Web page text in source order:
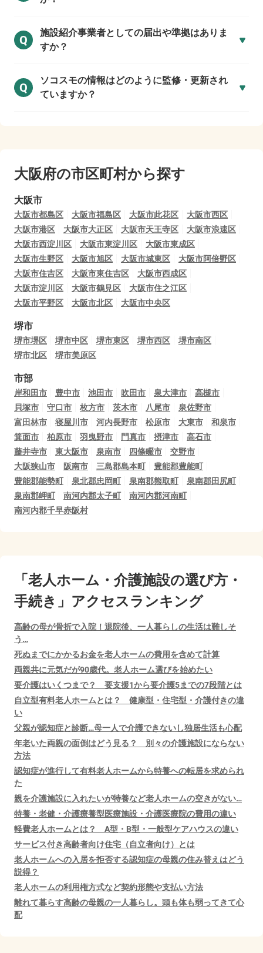
Q
施設紹介事業者としての届出や準拠はありま
すか？
Q
ソコスモの情報はどのように監修・更新され
ていますか？
大阪府の市区町村から探す
大阪市
大阪市都島区 大阪市福島区 大阪市此花区
大阪市西区
大阪市港区
大阪市大正区 大阪市天王寺区
大阪市浪速区
大阪市西淀川区
大阪市東淀川区
大阪市東成区
大阪市生野区
大阪市旭区 大阪市城東区
大阪市阿倍野区
大阪市住吉区
大阪市東住吉区
大阪市西成区
大阪市淀川区
大阪市鶴見区
大阪市住之江区
大阪市平野区
大阪市北区 大阪市中央区
堺市
堺市堺区 堺市中区 堺市東区 堺市西区
堺市南区
堺市北区
堺市美原区
市部
岸和田市 豊中市 池田市 吹田市 泉大津市
高槻市
貝塚市
守口市 枚方市 茨木市 八尾市
泉佐野市
富田林市
寝屋川市 河内長野市 松原市 大東市
和泉市
箕面市
柏原市 羽曳野市 門真市 摂津市
高石市
藤井寺市
東大阪市 泉南市 四條畷市
交野市
大阪狭山市
阪南市 三島郡島本町
豊能郡豊能町
豊能郡能勢町
泉北郡忠岡町 泉南郡熊取町
泉南郡田尻町
泉南郡岬町
南河内郡太子町
南河内郡河南町
南河内郡千早赤阪村
「老人ホーム・介護施設の選び方・
手続き」アクセスランキング
高齢の母が骨折で入院！退院後、一人暮らしの生活は難しそ
う…
死ぬまでにかかるお金を老人ホームの費用を含めて計算
両親共に元気だが90歳代。老人ホーム選びを始めたい
要介護はいくつまで？ 要支援1から要介護5までの7段階とは
自立型有料老人ホームとは？ 健康型・住宅型・介護付きの違
い
父親が認知症と診断…母一人で介護できないし独居生活も心配
年老いた両親の面倒はどう見る？ 別々の介護施設にならない
方法
認知症が進行して有料老人ホームから特養への転居を求められ
た
親を介護施設に入れたいが特養など老人ホームの空きがない…
特養・老健・介護療養型医療施設・介護医療院の費用の違い
軽費老人ホームとは？ A型・B型・一般型ケアハウスの違い
サービス付き高齢者向け住宅（自立者向け）とは
老人ホームへの入居を拒否する認知症の母親の住み替えはどう
説得？
老人ホームの利用権方式など契約形態や支払い方法
離れて暮らす高齢の母親の一人暮らし。頭も体も弱ってきて心
配